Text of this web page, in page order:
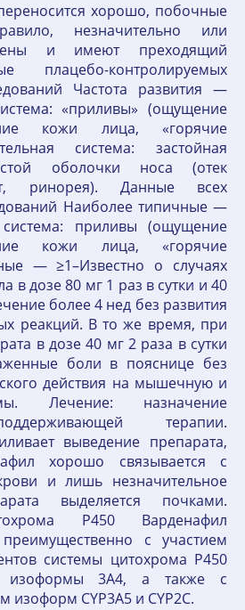
хорошо, побочные
незначительно или
и имеют преходящий
плацебо-контролируемых
Частота развития —
«приливы» (ощущение
кожи лица, «горячие
система: застойная
оболочки носа (отек
ринорея). Данные всех
Наиболее типичные —
система: приливы (ощущение
кожи лица, «горячие
— ≥1–Известно о случаях
в дозе 80 мг 1 раз в сутки и 40
более 4 нед без развития
реакций. В то же время, при
в дозе 40 мг 2 раза в сутки
боли в пояснице без
действия на мышечную и
Лечение: назначение
терапии.
выведение препарата,
хорошо связывается с
и лишь незначительное
выделяется почками.
P450 Варденафил
преимущественно с участием
системы цитохрома Р450
изоформы 3А4, а также с
изоформ CYP3А5 и CYP2С.